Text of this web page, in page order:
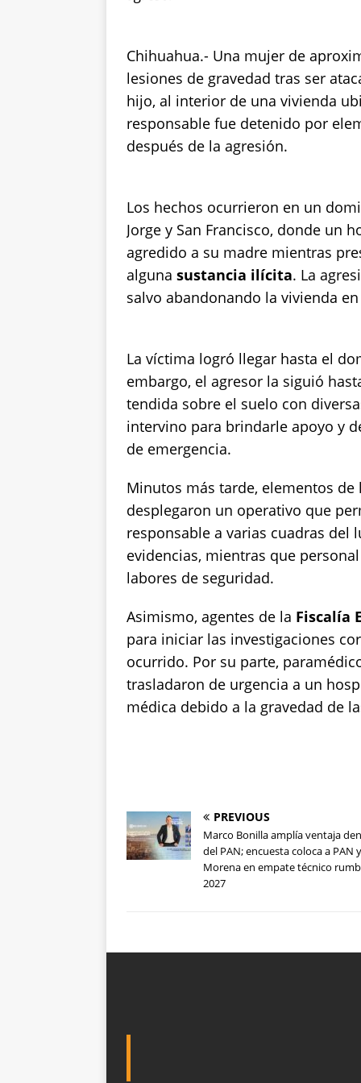
k
Chihuahua.- Una mujer de
lesiones de gravedad tras ser
hijo, al interior de una vivienda
responsable fue detenido por
después de la agresión.
Los hechos ocurrieron en un
Jorge y San Francisco, donde un
agredido a su madre mientras
alguna sustancia ilícita. La
salvo abandonando la vivienda
La víctima logró llegar hasta el
embargo, el agresor la siguió
tendida sobre el suelo con
intervino para brindarle apoyo y
de emergencia.
Minutos más tarde, elementos de
desplegaron un operativo que
responsable a varias cuadras del
evidencias, mientras que
labores de seguridad.
Asimismo, agentes de la Fiscalía
para iniciar las investigaciones
ocurrido. Por su parte,
trasladaron de urgencia a un
médica debido a la gravedad de
PREVIOUS
Marco Bonilla amplía ventaja
del PAN; encuesta coloca a PAN y
Morena en empate técnico
2027